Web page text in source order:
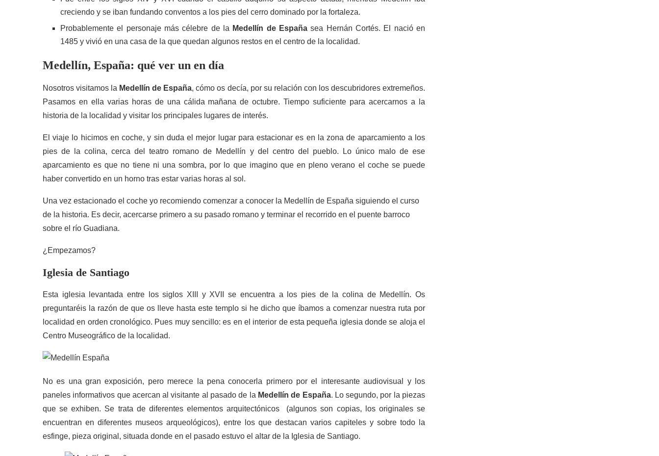
creciendo y se iban fundando conventos a los pies del cerro dominado por la fortaleza.
Probablemente el personaje más célebre de la Medellín de España sea Hernán Cortés. El nació en
1485 y vivió en una casa de la que quedan algunos restos en el centro de la localidad.
Medellín, España: qué ver un en día
Nosotros visitamos la Medellín de España, cómo os decía, por su relación con los descubridores extremeños.
Pasamos en ella varias horas de una cálida mañana de octubre. Tiempo suficiente para acercarnos a la
historia de la localidad y visitar los principales lugares de interés.
El viaje lo hicimos en coche, y sin duda el mejor lugar para estacionar es en la zona de aparcamiento a los
pies de la colina, cerca del teatro romano de Medellín y del centro del pueblo. Lo único malo de ese
aparcamiento es que no tiene ni una sombra, por lo que imagino que en pleno verano el coche se puede
haber convertido en un horno tras estar varias horas al sol.
Una vez estacionado el coche yo recomiendo comenzar a conocer la Medellín de España siguiendo el curso
de la historia. Es decir, acercarse primero a su pasado romano y terminar el recorrido en el puente barroco
sobre el río Guadiana.
¿Empezamos?
Iglesia de Santiago
Esta iglesia levantada entre los siglos XIII y XVII se encuentra a los pies de la colina de Medellín. Os
preguntaréis la razón de que os lleve hasta este templo si he dicho que íbamos a comenzar nuestra ruta por
localidad en orden cronológico. Pues muy sencillo: es en el interior de esta pequeña iglesia donde se aloja el
Centro Museográfico de la localidad.
No es una gran exposición, pero merece la pena conocerla primero por el interesante audiovisual y los
paneles informativos que acercan al visitante al pasado de la Medellín de España. Lo segundo, por la piezas
que se exhiben. Se trata de diferentes elementos arquitectónicos (algunos son copias, los originales se
encuentran en diferentes museos arqueológicos), entre los que destacan varios capiteles y sobre todo la
esfinge, pieza original, situada donde en el pasado estuvo el altar de la Iglesia de Santiago.